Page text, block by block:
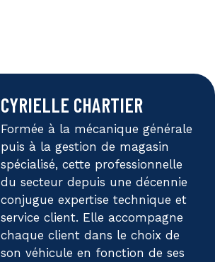
CYRIELLE CHARTIER
Formée à la mécanique générale
puis à la gestion de magasin
spécialisé, cette professionnelle
du secteur depuis une décennie
conjugue expertise technique et
service client. Elle accompagne
chaque client dans le choix de
son véhicule en fonction de ses